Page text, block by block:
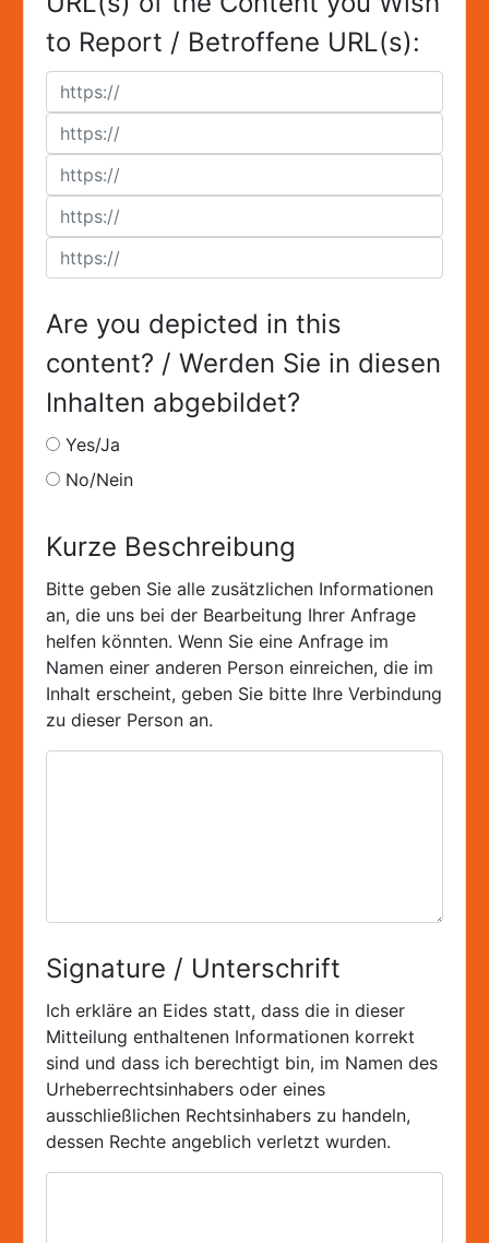
to Report / Betroffene URL(s):
Are you depicted in this
content? / Werden Sie in diesen
Inhalten abgebildet?
Yes/Ja
No/Nein
Kurze Beschreibung
Bitte geben Sie alle zusätzlichen Informationen
an, die uns bei der Bearbeitung Ihrer Anfrage
helfen könnten. Wenn Sie eine Anfrage im
Namen einer anderen Person einreichen, die im
Inhalt erscheint, geben Sie bitte Ihre Verbindung
zu dieser Person an.
Signature / Unterschrift
Ich erkläre an Eides statt, dass die in dieser
Mitteilung enthaltenen Informationen korrekt
sind und dass ich berechtigt bin, im Namen des
Urheberrechtsinhabers oder eines
ausschließlichen Rechtsinhabers zu handeln,
dessen Rechte angeblich verletzt wurden.